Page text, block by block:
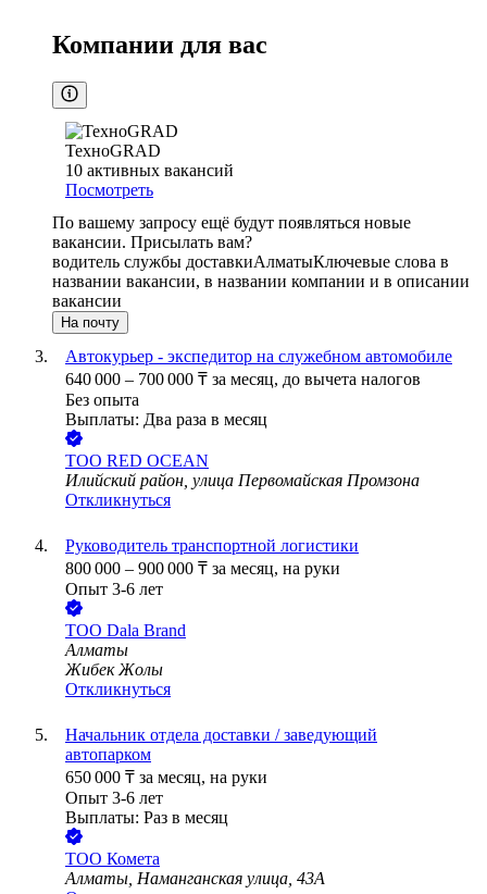
Компании для вас
ТехноGRAD
10 активных вакансий
Посмотреть
По вашему запросу ещё будут появляться новые
вакансии. Присылать вам?
водитель службы доставкиАлматыКлючевые слова в
названии вакансии, в названии компании и в описании
вакансии
На почту
Автокурьер - экспедитор на служебном автомобиле
640 000 – 700 000 ₸ за месяц, до вычета налогов
Без опыта
Выплаты: Два раза в месяц
ТОО RED OCEAN
Илийский район, улица Первомайская Промзона
Откликнуться
Руководитель транспортной логистики
800 000 – 900 000 ₸ за месяц, на руки
Опыт 3-6 лет
ТОО Dala Brand
Алматы
Жибек Жолы
Откликнуться
Начальник отдела доставки / заведующий
автопарком
650 000 ₸ за месяц, на руки
Опыт 3-6 лет
Выплаты: Раз в месяц
ТОО Комета
Алматы, Наманганская улица, 43А